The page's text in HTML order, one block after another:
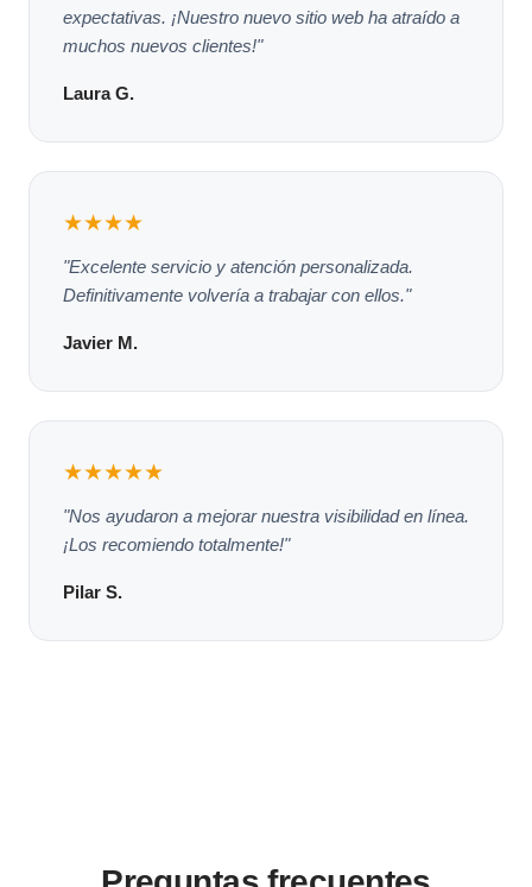
expectativas. ¡Nuestro nuevo sitio web ha atraído a
muchos nuevos clientes!"
Laura G.
★★★★
"Excelente servicio y atención personalizada.
Definitivamente volvería a trabajar con ellos."
Javier M.
★★★★★
"Nos ayudaron a mejorar nuestra visibilidad en línea.
¡Los recomiendo totalmente!"
Pilar S.